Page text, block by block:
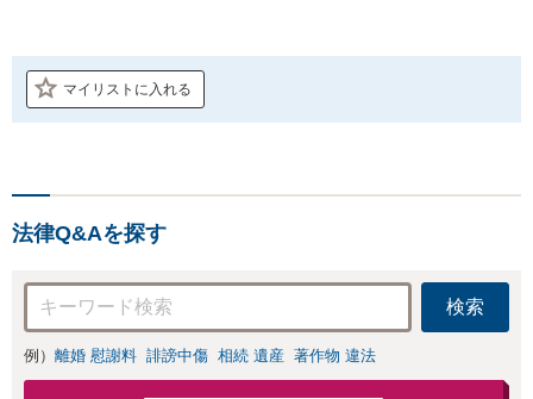
マイリストに入れる
法律Q&Aを探す
検索
例） 離婚 慰謝料 誹謗中傷 相続 遺産 著作物 違法